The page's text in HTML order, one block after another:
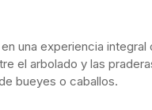
una experiencia
el arbolado y las
bueyes o caballos.